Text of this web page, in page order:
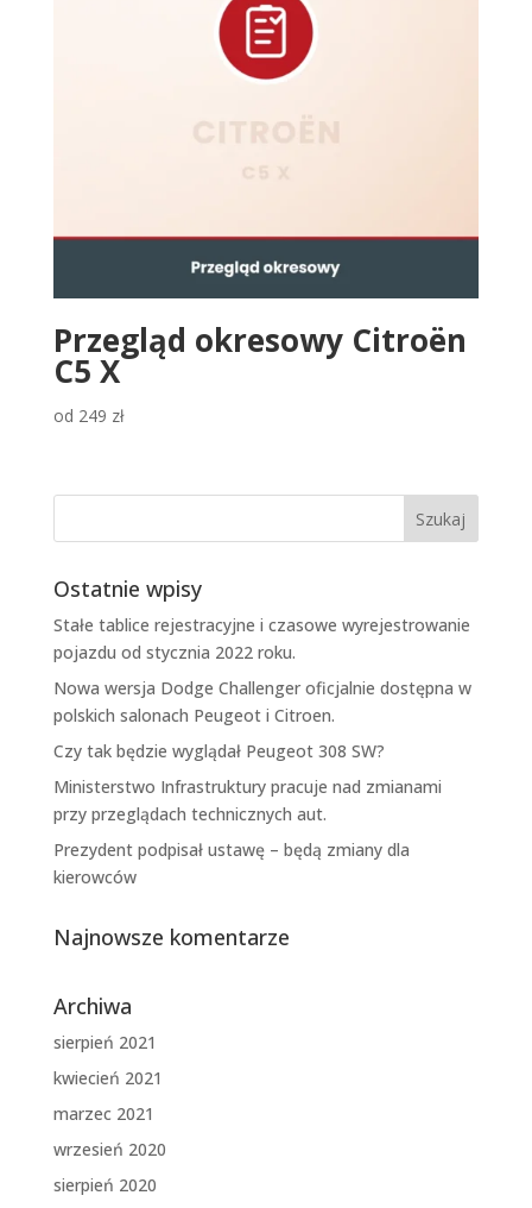
Przegląd okresowy Citroën
C5 X
od 249 zł
Ostatnie wpisy
Stałe tablice rejestracyjne i czasowe wyrejestrowanie
pojazdu od stycznia 2022 roku.
Nowa wersja Dodge Challenger oficjalnie dostępna w
polskich salonach Peugeot i Citroen.
Czy tak będzie wyglądał Peugeot 308 SW?
Ministerstwo Infrastruktury pracuje nad zmianami
przy przeglądach technicznych aut.
Prezydent podpisał ustawę – będą zmiany dla
kierowców
Najnowsze komentarze
Archiwa
sierpień 2021
kwiecień 2021
marzec 2021
wrzesień 2020
sierpień 2020